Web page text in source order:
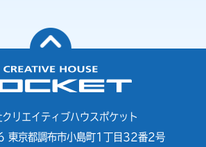
リエイティブハウスポケット
京都調布市小島町1丁目32番2号